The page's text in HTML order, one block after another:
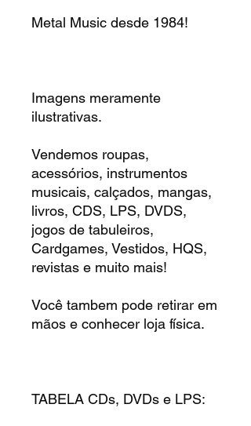
Metal Music desde 1984!
Imagens meramente
ilustrativas.
Vendemos roupas,
acessórios, instrumentos
musicais, calçados, mangas,
livros, CDS, LPS, DVDS,
jogos de tabuleiros,
Cardgames, Vestidos, HQS,
revistas e muito mais!
Você tambem pode retirar em
mãos e conhecer loja física.
TABELA CDs, DVDs e LPS: